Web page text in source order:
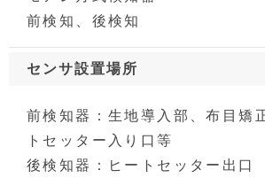
前検知、後検知
センサ設置場所
前検知器：生地導入部、布目矯
トセッター入り口等
後検知器：ヒートセッター出口